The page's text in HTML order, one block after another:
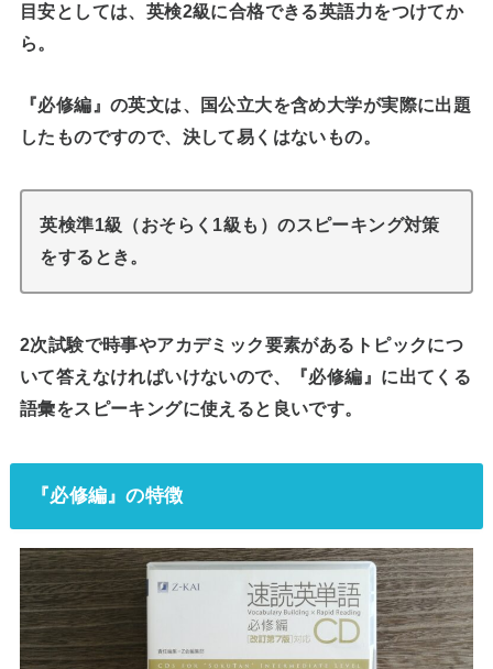
目安としては、英検2級に合格できる英語力をつけてか
ら。
『必修編』の英文は、国公立大を含め大学が実際に出題
したものですので、決して易くはないもの。
英検準1級（おそらく1級も）のスピーキング対策
をするとき。
2次試験で時事やアカデミック要素があるトピックにつ
いて答えなければいけないので、『必修編』に出てくる
語彙をスピーキングに使えると良いです。
『必修編』の特徴